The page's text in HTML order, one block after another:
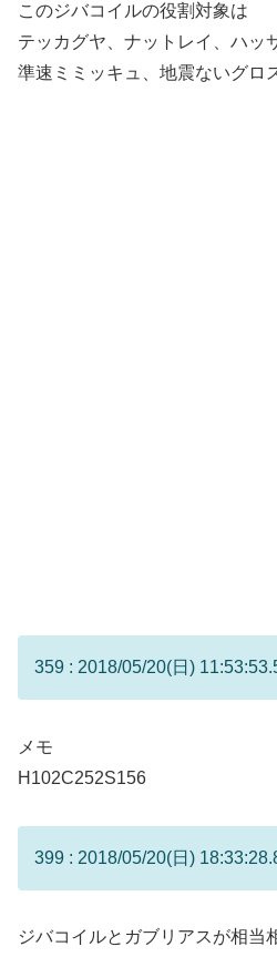
このジバコイルの役割対象は
テッカグヤ、ナットレイ、ハッ
準速ミミッキュ、地震ないグロ
359 : 2018/05/20(日)
メモ
H102C252S156
399 : 2018/05/20(日)
ジバコイルとガブリアスが相当